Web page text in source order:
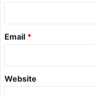
Email *
Website